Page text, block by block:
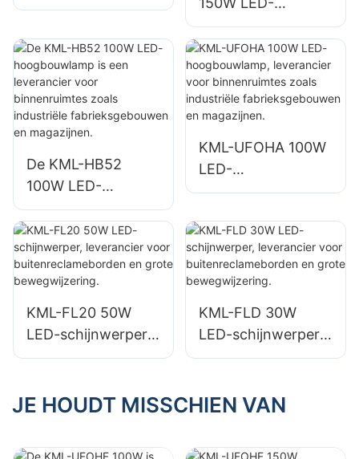
hoogbouwlamp is
voor
binnenverlichting in
fabrieken,
magazijnen, enz.
hoogbouwlamp is
een leverancier
voor binnenruimtes
zoals
reparatiewerkplaat
De KML-HB52
100W LED-
hoogbouwlamp is
een leverancier
voor binnenruimtes
zoals industriële
en magazijnen.
KML-UFOHA 100W
LED-
hoogbouwlamp,
binnenruimtes
zoals industriële
fabrieksgebouwen
KML-FL20 50W
LED-schijnwerper,
leverancier voor
en en grote
KML-FLD 30W
LED-schijnwerper,
leverancier voor
en en grote
JE HOUDT MISSCHIEN VAN